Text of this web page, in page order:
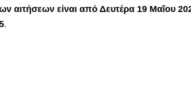
αιτήσεων είναι από Δευτέρα 19 Μαΐου
.